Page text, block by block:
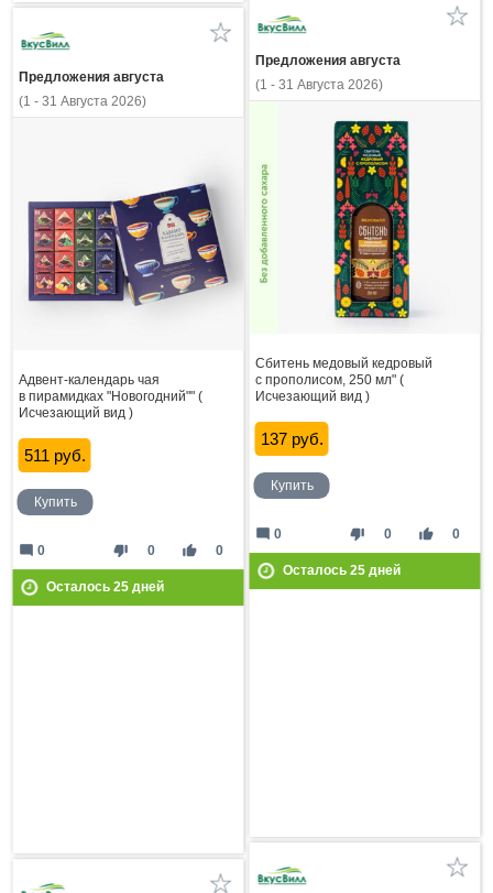
Предложения августа
(1 - 31 Августа 2026)
Сбитень медовый кедровый
с прополисом, 250 мл" (
Исчезающий вид )
137 руб.
Купить
thumb_down 0 thumb_up 0
mode_comment 0
Осталось 25дней
Предложения августа
(1 - 31 Августа 2026)
Адвент-календарь чая
в пирамидках "Новогодний"" (
Исчезающий вид )
511 руб.
Купить
thumb_down 0 thumb_up 0
mode_comment 0
Осталось 25дней